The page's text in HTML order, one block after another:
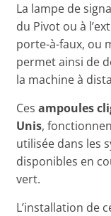
La lampe de
du Pivot ou à
porte-à-faux, ou
permet ainsi de
la machine à
Cesampoules
Unis,
utilisée dans les
disponibles en
vert.
L’installation de